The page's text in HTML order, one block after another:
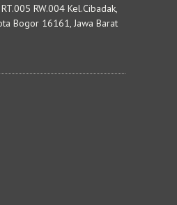
RW.004 Kel.Cibadak,
Bogor 16161, Jawa Barat